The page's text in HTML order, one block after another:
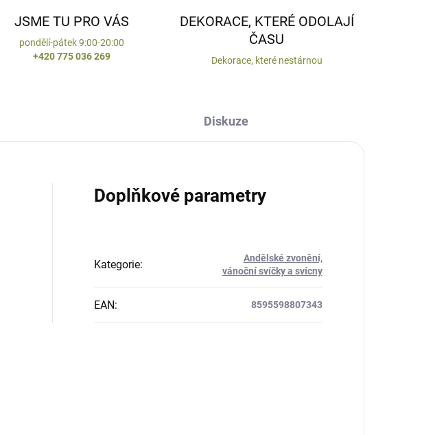
JSME TU PRO VÁS
pondělí-pátek 9:00-20:00
+420 775 036 269
DEKORACE, KTERÉ ODOLAJÍ
ČASU
Dekorace, které nestárnou
Diskuze
Doplňkové parametry
Kategorie:
Andělské zvonění,
vánoční svíčky a svícny
EAN: 8595598807343